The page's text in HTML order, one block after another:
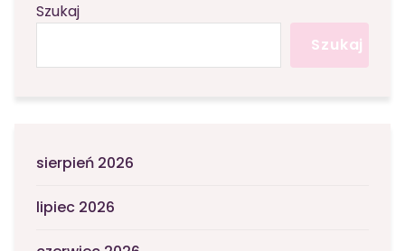
Szukaj
Szukaj
sierpień 2026
lipiec 2026